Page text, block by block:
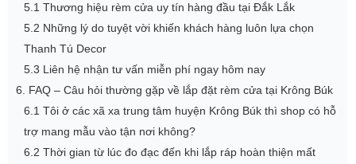
5.1 Thương hiệu rèm cửa uy tín hàng đầu tại Đắk Lắk
5.2 Những lý do tuyệt vời khiến khách hàng luôn lựa chọn
Thanh Tú Decor
5.3 Liên hệ nhận tư vấn miễn phí ngay hôm nay
6. FAQ – Câu hỏi thường gặp về lắp đặt rèm cửa tại Krông Búk
6.1 Tôi ở các xã xa trung tâm huyện Krông Búk thì shop có hỗ
trợ mang mẫu vào tận nơi không?
6.2 Thời gian từ lúc đo đạc đến khi lắp ráp hoàn thiện mất